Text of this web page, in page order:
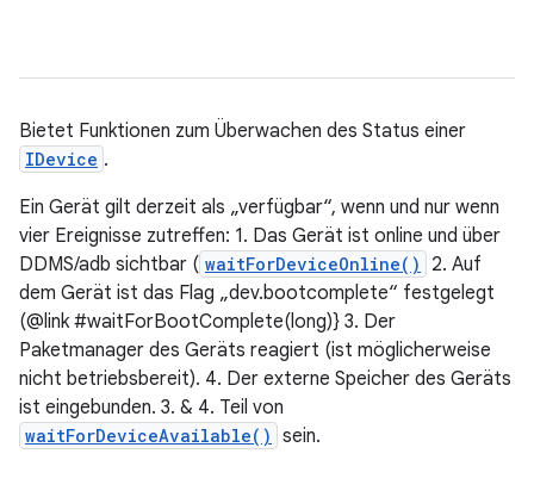
Bietet Funktionen zum Überwachen des Status einer
IDevice .
Ein Gerät gilt derzeit als „verfügbar“, wenn und nur wenn
vier Ereignisse zutreffen: 1. Das Gerät ist online und über
DDMS/adb sichtbar ( waitForDeviceOnline()
2. Auf
dem Gerät ist das Flag „dev.bootcomplete“ festgelegt
(@link #waitForBootComplete(long)} 3. Der
Paketmanager des Geräts reagiert (ist möglicherweise
nicht betriebsbereit). 4. Der externe Speicher des Geräts
ist eingebunden. 3. & 4. Teil von
waitForDeviceAvailable() sein.